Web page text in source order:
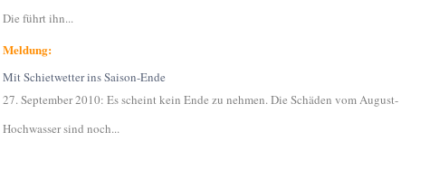
Die führt ihn...
Meldung:
Mit Schietwetter ins Saison-Ende
27. September 2010: Es scheint kein Ende zu nehmen. Die Schäden vom August-
Hochwasser sind noch...